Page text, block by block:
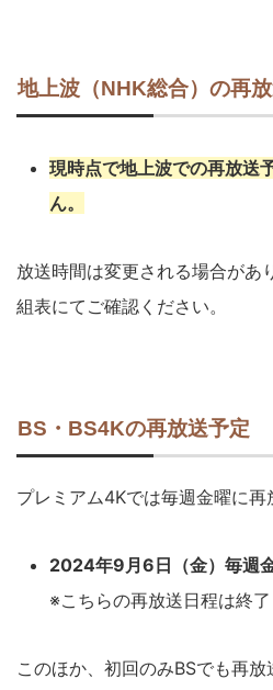
地上波（NHK総合）の再
現時点で地上波での再放送
ん。
放送時間は変更される場合があ
組表にてご確認ください。
BS・BS4Kの再放送予定
プレミアム4Kでは毎週金曜に再
2024年9月6日（金）毎週
※こちらの再放送日程は終
このほか、初回のみBSでも再放